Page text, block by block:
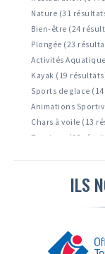
Nature (31
Bien-être (24
Plongée (23
Activités
Kayak (19
Sports de glace
Animations
Chars à voile (13
Tourisme (10
ILS